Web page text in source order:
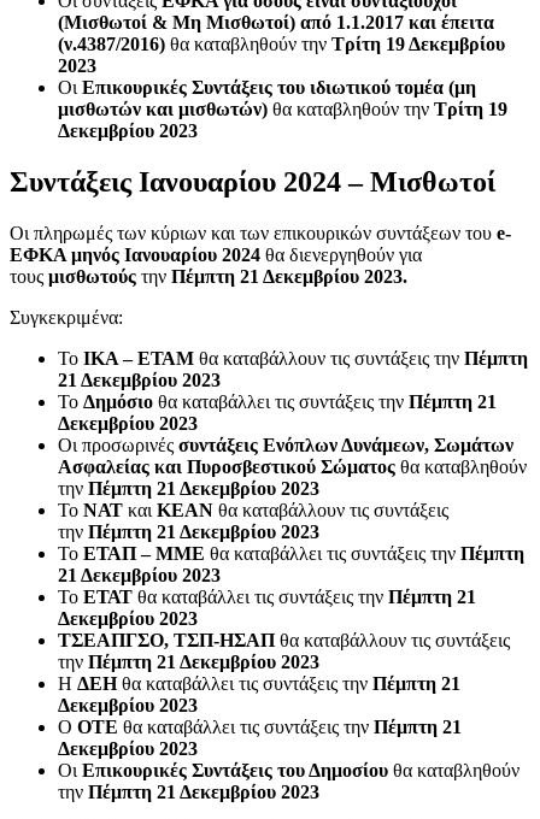
(Μισθωτοί & Μη Μισθωτοί) από 1.1.2017 και έπειτα
(ν.4387/2016) θα καταβληθούν την Τρίτη 19 Δεκεμβρίου
2023
ΟιΕπικουρικές Συντάξεις του ιδιωτικού τομέα (μη
μισθωτών και μισθωτών) θα καταβληθούν την Τρίτη 19
Δεκεμβρίου 2023
Συντάξεις Ιανουαρίου 2024 – Μισθωτοί
Οι πληρωμές των κύριων και των επικουρικών συντάξεων του e-
ΕΦΚΑ μηνός Ιανουαρίου 2024 θα διενεργηθούν για
τους μισθωτούς την Πέμπτη 21 Δεκεμβρίου 2023.
Συγκεκριμένα:
Το ΙΚΑ – ΕΤΑΜ θα καταβάλλουν τις συντάξεις την Πέμπτη
21 Δεκεμβρίου 2023
Το Δημόσιο θα καταβάλλει τις συντάξεις την Πέμπτη 21
Δεκεμβρίου 2023
Οι προσωρινές συντάξεις Ενόπλων Δυνάμεων, Σωμάτων
Ασφαλείας και Πυροσβεστικού Σώματος θα καταβληθούν
την Πέμπτη 21 Δεκεμβρίου 2023
Το ΝΑΤ και ΚΕΑΝ θα καταβάλλουν τις συντάξεις
την Πέμπτη 21 Δεκεμβρίου 2023
Το ΕΤΑΠ – ΜΜΕ θα καταβάλλει τις συντάξεις την Πέμπτη
21 Δεκεμβρίου 2023
Το ΕΤΑΤ θα καταβάλλει τις συντάξεις την Πέμπτη 21
Δεκεμβρίου 2023
ΤΣΕΑΠΓΣΟ, ΤΣΠ-ΗΣΑΠ θα καταβάλλουν τις συντάξεις
την Πέμπτη 21 Δεκεμβρίου 2023
Η ΔΕΗθα καταβάλλει τις συντάξεις την Πέμπτη 21
Δεκεμβρίου 2023
Ο ΟΤΕ θα καταβάλλει τις συντάξεις την Πέμπτη 21
Δεκεμβρίου 2023
Οι Επικουρικές Συντάξεις του Δημοσίου θα καταβληθούν
την Πέμπτη 21 Δεκεμβρίου 2023